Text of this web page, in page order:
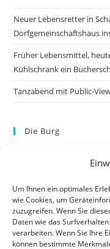
Um Ihnen ein optimales
wie Cookies, um
zuzugreifen. Wenn Sie
Daten wie das
verarbeiten. Wenn Sie Ihre
können bestimmte
Neuer Lebensretter in
Dorfgemeinschaftshaus
Früher Lebensmittel,
Kühlschrank ein
Tanzabend mit Public-
Die Burg